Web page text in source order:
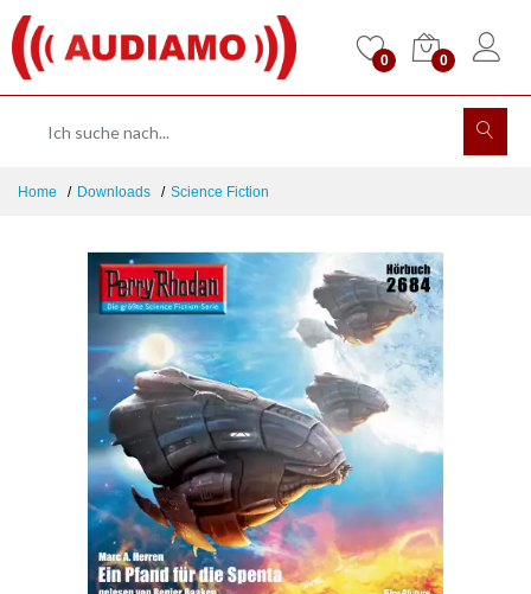
0 0
Home Downloads Science Fiction